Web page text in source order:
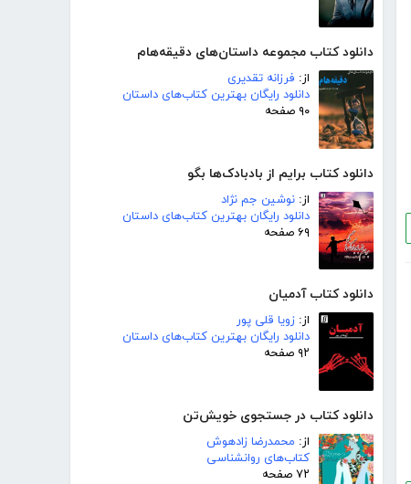
دانلود کتاب مجموعه داستان‌های دقیقه‌هام
از: فرزانه تقدیری
دانلود رایگان بهترین کتاب‌های داستان
۹۰ صفحه
دانلود کتاب برایم از بادبادک‌ها بگو
از: نوشین جم نژاد
دانلود رایگان بهترین کتاب‌های داستان
۶۹ صفحه
دانلود کتاب آدمیان
از: زویا قلی پور
دانلود رایگان بهترین کتاب‌های داستان
۹۲ صفحه
دانلود کتاب در جستجوی خویش‌تن
از: محمدرضا زادهوش
کتاب‌های روانشناسی
۷۲ صفحه